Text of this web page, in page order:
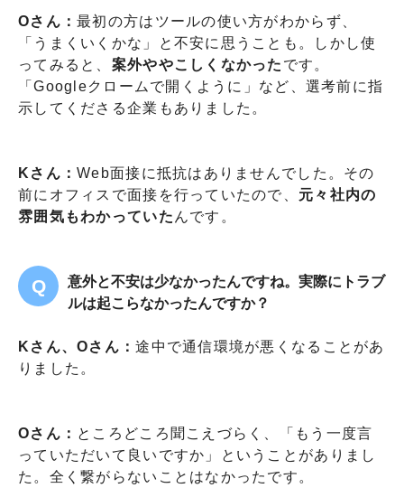
Oさん：最初の方はツールの使い方がわからず、
「うまくいくかな」と不安に思うことも。しかし使
ってみると、 案外ややこしくなかった です。
「Googleクロームで開くように」など、選考前に指
示してくださる企業もありました。
Kさん：Web面接に抵抗はありませんでした。その
前にオフィスで面接を行っていたので、 元々社内の
雰囲気もわかっていた んです。
意外と不安は少なかったんですね。実際にトラブ
ルは起こらなかったんですか？
Kさん、Oさん：途中で通信環境が悪くなることがあ
りました。
Oさん： ところどころ聞こえづらく、「もう一度言
っていただいて良いですか」ということがありまし
た。全く繋がらないことはなかったです。